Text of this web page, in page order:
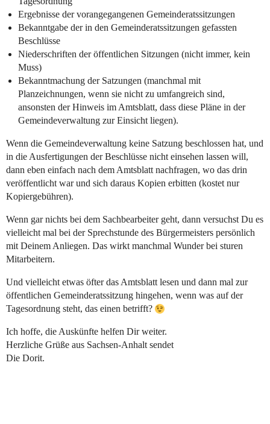
Ergebnisse der vorangegangenen Gemeinderatssitzungen
Bekanntgabe der in den Gemeinderatssitzungen gefassten
Beschlüsse
Niederschriften der öffentlichen Sitzungen (nicht immer, kein
Muss)
Bekanntmachung der Satzungen (manchmal mit
Planzeichnungen, wenn sie nicht zu umfangreich sind,
ansonsten der Hinweis im Amtsblatt, dass diese Pläne in der
Gemeindeverwaltung zur Einsicht liegen).
Wenn die Gemeindeverwaltung keine Satzung beschlossen hat, und
in die Ausfertigungen der Beschlüsse nicht einsehen lassen will,
dann eben einfach nach dem Amtsblatt nachfragen, wo das drin
veröffentlicht war und sich daraus Kopien erbitten (kostet nur
Kopiergebühren).
Wenn gar nichts bei dem Sachbearbeiter geht, dann versuchst Du es
vielleicht mal bei der Sprechstunde des Bürgermeisters persönlich
mit Deinem Anliegen. Das wirkt manchmal Wunder bei sturen
Mitarbeitern.
Und vielleicht etwas öfter das Amtsblatt lesen und dann mal zur
öffentlichen Gemeinderatssitzung hingehen, wenn was auf der
Tagesordnung steht, das einen betrifft?
Ich hoffe, die Auskünfte helfen Dir weiter.
Herzliche Grüße aus Sachsen-Anhalt sendet
Die Dorit.